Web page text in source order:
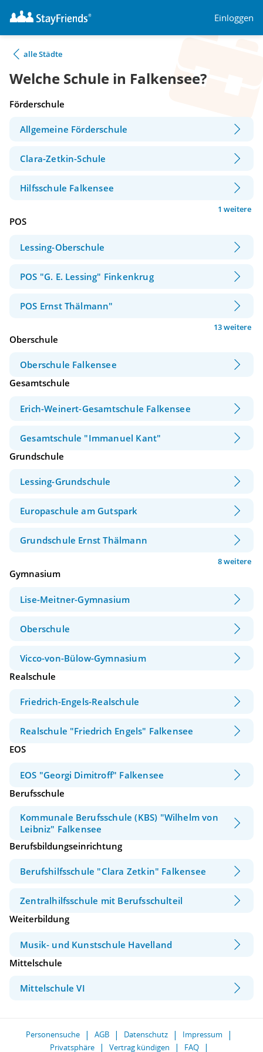
Einloggen
alle Städte
Welche Schule in Falkensee?
Förderschule
Allgemeine Förderschule
Clara-Zetkin-Schule
Hilfsschule Falkensee
1 weitere
POS
Lessing-Oberschule
POS "G. E. Lessing" Finkenkrug
POS Ernst Thälmann"
13 weitere
Oberschule
Oberschule Falkensee
Gesamtschule
Erich-Weinert-Gesamtschule Falkensee
Gesamtschule "Immanuel Kant"
Grundschule
Lessing-Grundschule
Europaschule am Gutspark
Grundschule Ernst Thälmann
8 weitere
Gymnasium
Lise-Meitner-Gymnasium
Oberschule
Vicco-von-Bülow-Gymnasium
Realschule
Friedrich-Engels-Realschule
Realschule "Friedrich Engels" Falkensee
EOS
EOS "Georgi Dimitroff" Falkensee
Berufsschule
Kommunale Berufsschule (KBS) "Wilhelm von
Leibniz" Falkensee
Berufsbildungseinrichtung
Berufshilfsschule "Clara Zetkin" Falkensee
Zentralhilfsschule mit Berufsschulteil
Weiterbildung
Musik- und Kunstschule Havelland
Mittelschule
Mittelschule VI
Personensuche AGB Datenschutz
Impressum
Privatsphäre
Vertrag kündigen FAQ